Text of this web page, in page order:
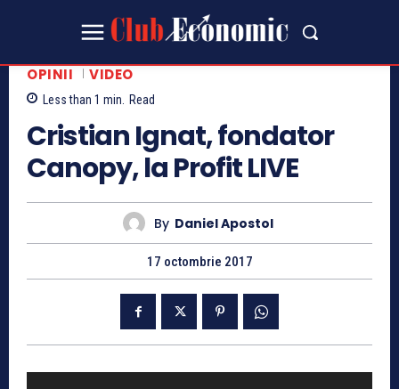
OPINII VIDEO
Less than 1 min. Read
Cristian Ignat, fondator
Canopy, la Profit LIVE
By Daniel Apostol
17 octombrie 2017